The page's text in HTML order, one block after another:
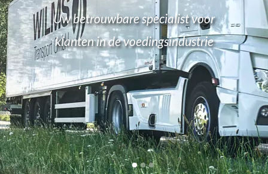
Uw betrouwbare specialist voor
klanten in de voedingsindustrie